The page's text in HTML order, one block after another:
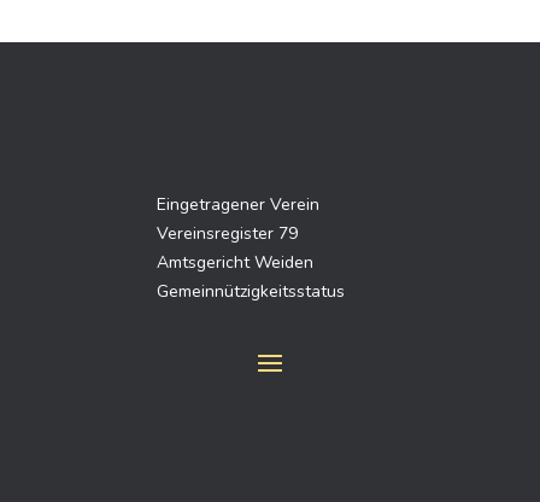
Eingetragener Verein
Vereinsregister 79
Amtsgericht Weiden
Gemeinnützigkeitsstatus